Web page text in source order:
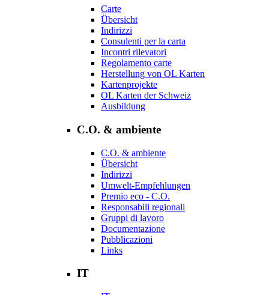
Carte
Übersicht
Indirizzi
Consulenti per la carta
Incontri rilevatori
Regolamento carte
Herstellung von OL Karten
Kartenprojekte
OL Karten der Schweiz
Ausbildung
C.O. & ambiente
C.O. & ambiente
Übersicht
Indirizzi
Umwelt-Empfehlungen
Premio eco - C.O.
Responsabili regionali
Gruppi di lavoro
Documentazione
Pubblicazioni
Links
IT